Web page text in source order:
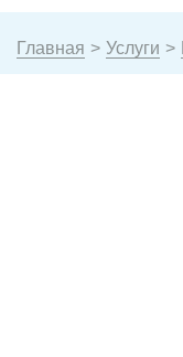
Главная > Услуги >